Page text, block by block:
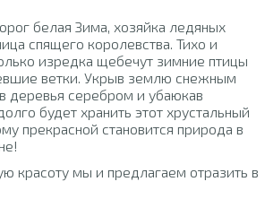
белая Зима, хозяйка ледяных
спящего королевства. Тихо и
изредка щебечут зимние птицы
ветки. Укрыв землю снежным
деревья серебром и убаюкав
будет хранить этот хрустальный
прекрасной становится природа в
красоту мы и предлагаем отразить в